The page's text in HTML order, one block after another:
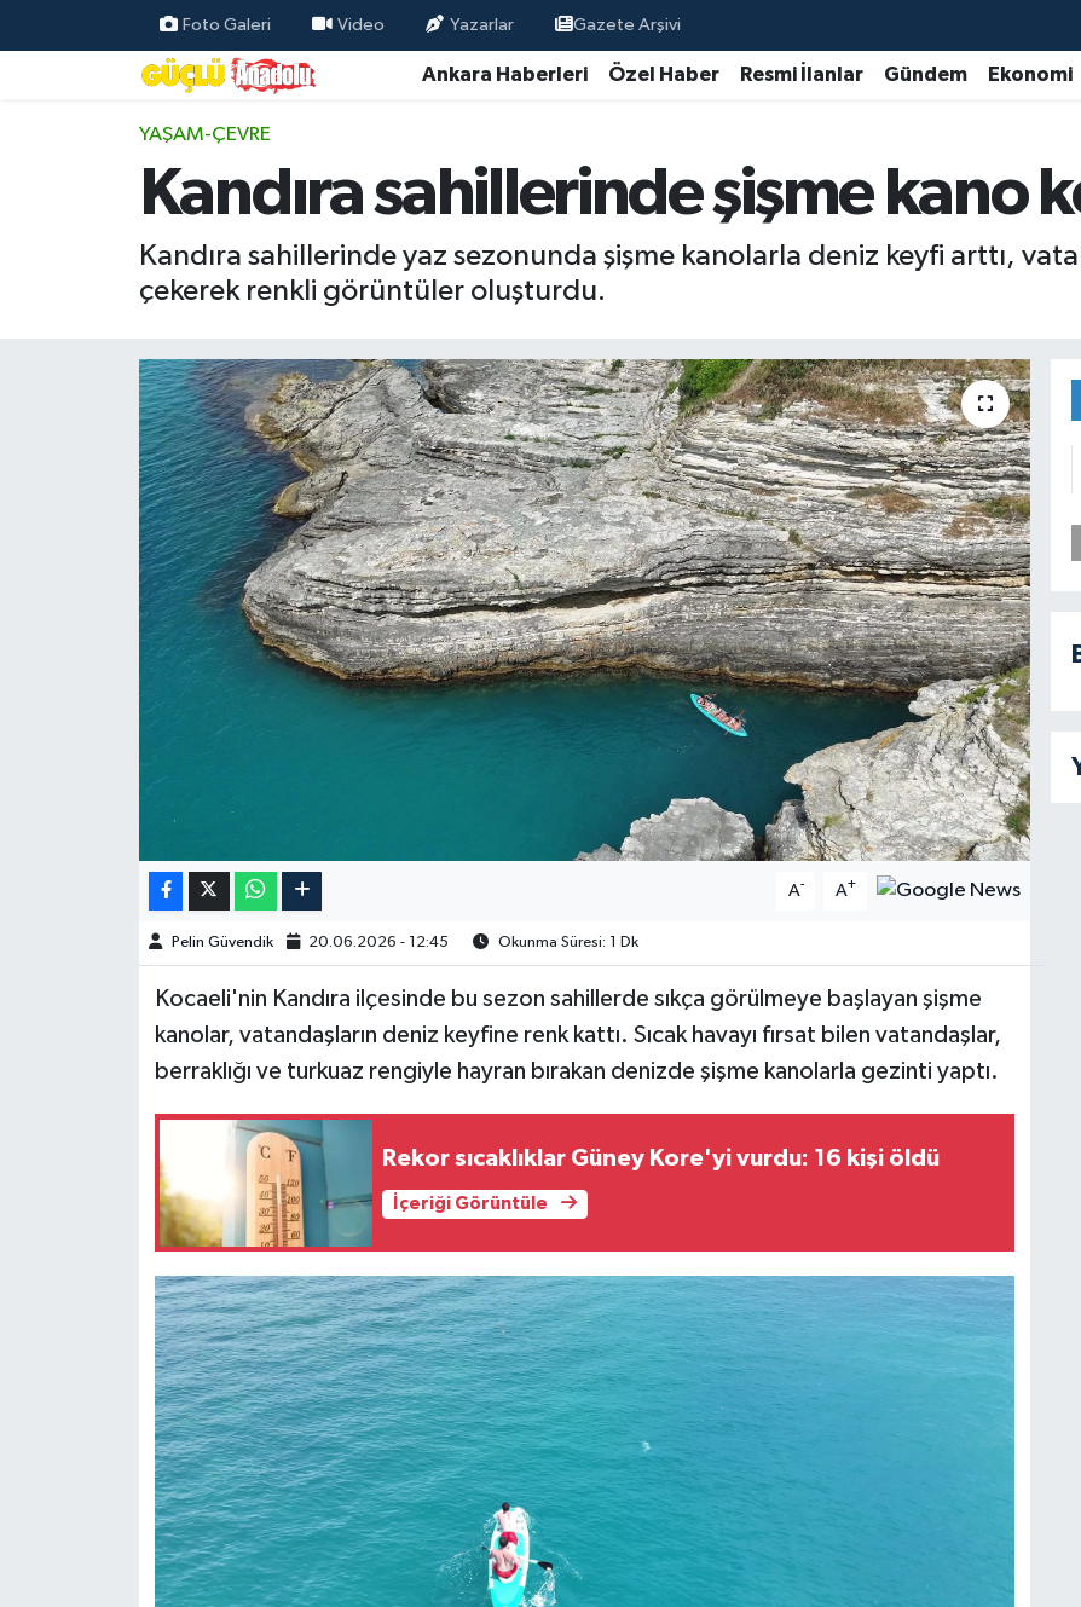
Foto Galeri Video Yazarlar Gazete Arşivi
Ankara Haberleri Özel Haber Resmi İlanlar Gündem Ekonomi
YAŞAM-ÇEVRE
Kandıra sahillerinde şişme kano
Kandıra sahillerinde yaz sezonunda şişme kanolarla deniz keyfi arttı,
çekerek renkli görüntüler oluşturdu.
A- A+
Pelin Güvendik 20.06.2026 - 12:45 Okunma Süresi: 1 Dk
Kocaeli'nin Kandıra ilçesinde bu sezon sahillerde sıkça görülmeye başlayan şişme
kanolar, vatandaşların deniz keyfine renk kattı. Sıcak havayı fırsat bilen vatandaşlar,
berraklığı ve turkuaz rengiyle hayran bırakan denizde şişme kanolarla gezinti yaptı.
Rekor sıcaklıklar Güney Kore'yi vurdu: 16 kişi öldü
İçeriği Görüntüle
Özel Haber
Resmi İlanlar
Magazin
Burç Yorumları
Kim kimdir?
Yaşam-Çevre